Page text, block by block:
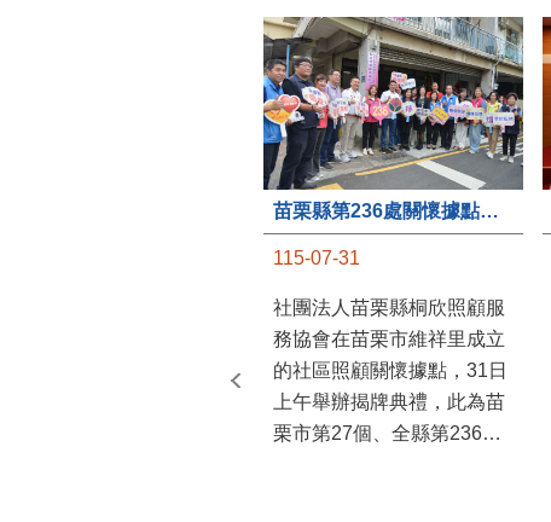
苗栗縣第236處關懷據點在苗栗市維祥里揭牌
115-07-31
社團法人苗栗縣桐欣照顧服
務協會在苗栗市維祥里成立
的社區照顧關懷據點，31日
上午舉辦揭牌典禮，此為苗
栗市第27個、全縣第236處